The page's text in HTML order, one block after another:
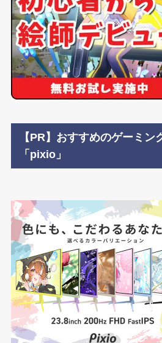
【PR】おすすめのゲーミン
「pixio」